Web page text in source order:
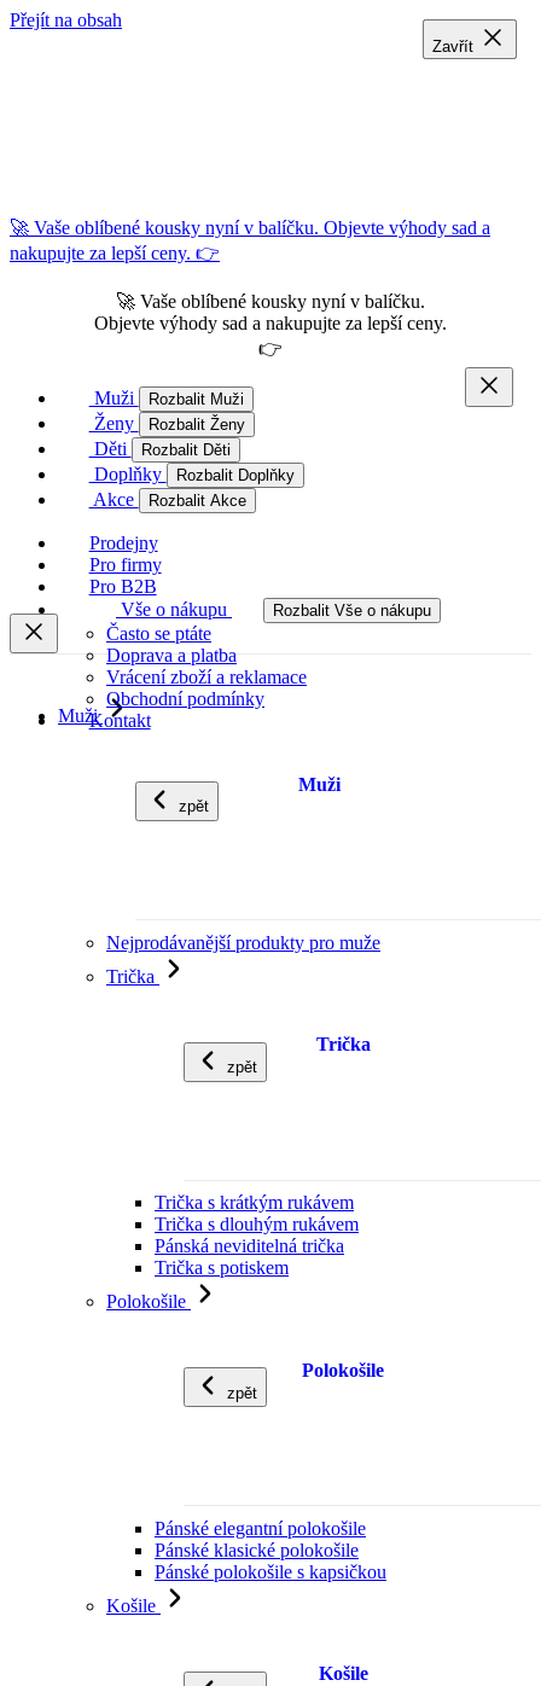
Přejít na obsah
🚀 Vaše oblíbené kousky nyní v balíčku. Objevte výhody sad a
nakupujte za lepší ceny. 👉
🚀 Vaše oblíbené kousky nyní v balíčku.
Objevte výhody sad a nakupujte za lepší ceny.
👉
Muži Rozbalit Muži
Ženy Rozbalit Ženy
Děti Rozbalit Děti
Doplňky Rozbalit Doplňky
Akce Rozbalit Akce
Prodejny
Pro firmy
Pro B2B
Vše o nákupu
Rozbalit Vše o nákupu
Často se ptáte
Doprava a platba
Vrácení zboží a reklamace
Obchodní podmínky
Kontakt
Muži
zpět
Muži
Nejprodávanější produkty pro muže
Trička
zpět
Trička
Trička s krátkým rukávem
Trička s dlouhým rukávem
Pánská neviditelná trička
Trička s potiskem
Polokošile
zpět
Polokošile
Pánské elegantní polokošile
Pánské klasické polokošile
Pánské polokošile s kapsičkou
Košile
Košile
Zavřít
Zavřít
Zavřít